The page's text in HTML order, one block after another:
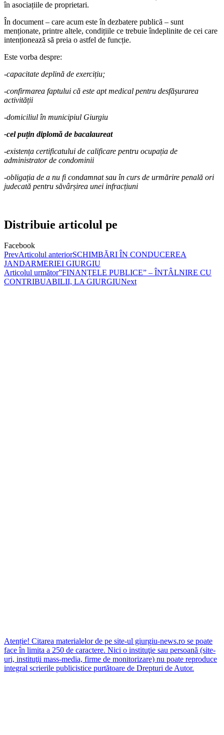
în asociațiile de proprietari.
În document – care acum este în dezbatere publică – sunt
menționate, printre altele, condițiile ce trebuie îndeplinite de cei care
intenționează să preia o astfel de funcție.
Este vorba despre:
-capacitate deplină de exercițiu;
-confirmarea faptului că este apt medical pentru desfășurarea
activității
-domiciliul în municipiul Giurgiu
-cel puțin diplomă de bacalaureat
-existența certificatului de calificare pentru ocupația de
administrator de condominii
-obligația de a nu fi condamnat sau în curs de urmărire penală ori
judecată pentru săvârșirea unei infracțiuni
Distribuie articolul pe
Facebook
PrevArticolul anteriorSCHIMBĂRI ÎN CONDUCEREA
JANDARMERIEI GIURGIU
Articolul următor”FINANȚELE PUBLICE” – ÎNTÂLNIRE CU
CONTRIBUABILII, LA GIURGIUNext
Atenție! Citarea materialelor de pe site-ul giurgiu-news.ro se poate
face în limita a 250 de caractere. Nici o instituţie sau persoană (site-
uri, instituţii mass-media, firme de monitorizare) nu poate reproduce
integral scrierile publicistice purtătoare de Drepturi de Autor.